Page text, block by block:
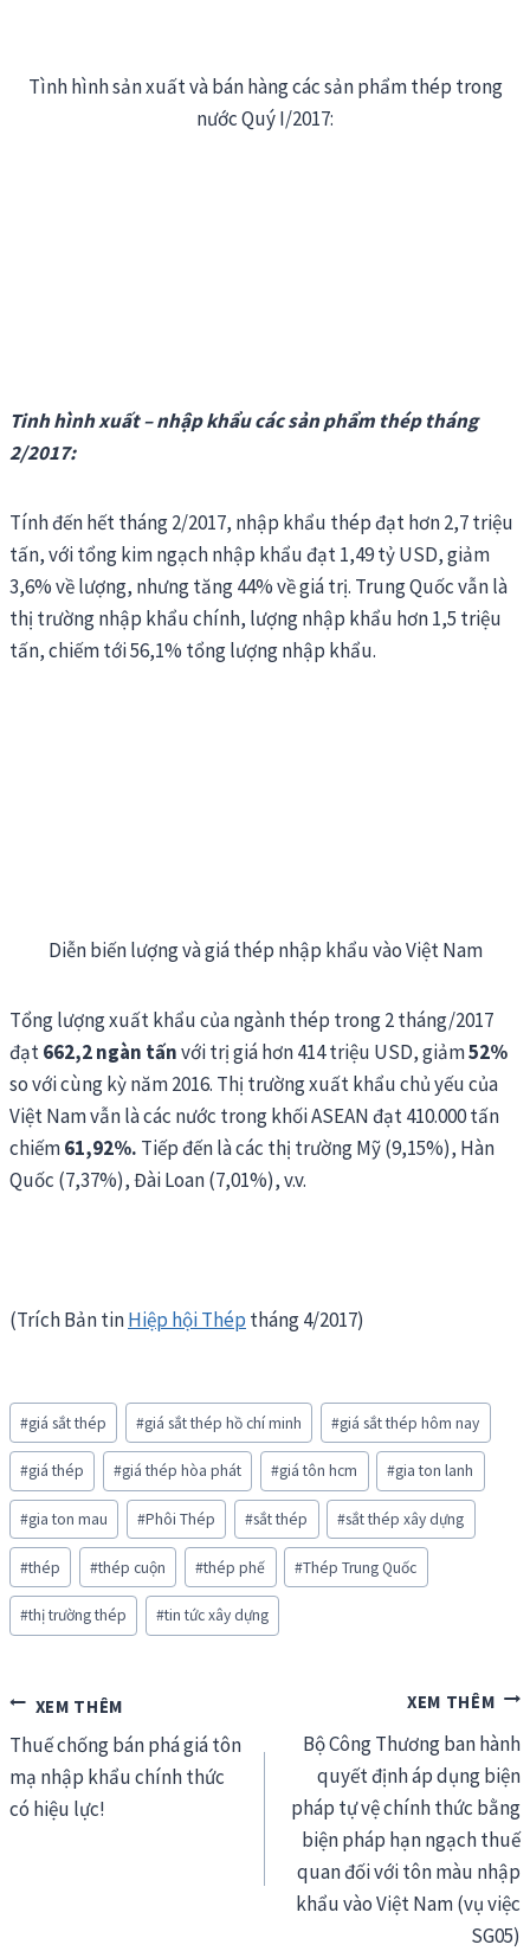
Tình hình sản xuất và bán hàng các sản phẩm thép trong
nước Quý I/2017:
Tinh hình xuất – nhập khẩu các sản phẩm thép tháng
2/2017:
Tính đến hết tháng 2/2017, nhập khẩu thép đạt hơn 2,7 triệu
tấn, với tổng kim ngạch nhập khẩu đạt 1,49 tỷ USD, giảm
3,6% về lượng, nhưng tăng 44% về giá trị. Trung Quốc vẫn là
thị trường nhập khẩu chính, lượng nhập khẩu hơn 1,5 triệu
tấn, chiếm tới 56,1% tổng lượng nhập khẩu.
Diễn biến lượng và giá thép nhập khẩu vào Việt Nam
Tổng lượng xuất khẩu của ngành thép trong 2 tháng/2017
đạt662,2 ngàn tấnvới trị giá hơn 414 triệu USD, giảm52%
so với cùng kỳ năm 2016. Thị trường xuất khẩu chủ yếu của
Việt Nam vẫn là các nước trong khối ASEAN đạt 410.000 tấn
chiếm61,92%. Tiếp đến là các thị trường Mỹ (9,15%), Hàn
Quốc (7,37%), Đài Loan (7,01%), v.v.
(Trích Bản tinHiệp hội Thép tháng 4/2017)
Post
Tags:
#giá sắt thép #giá sắt thép hồ chí minh #giá sắt thép hôm nay
#giá thép #giá thép hòa phát #giá tôn hcm #gia ton lanh
#gia ton mau #Phôi Thép #sắt thép #sắt thép xây dựng
#thép #thép cuộn #thép phế #Thép Trung Quốc
#thị trường thép #tin tức xây dựng
Điều
hướng
bài
Thuế chống bán phá giá tôn
mạ nhập khẩu chính thức
có hiệu lực!
Bộ Công Thương ban hành
quyết định áp dụng biện
pháp tự vệ chính thức bằng
biện pháp hạn ngạch thuế
quan đối với tôn màu nhập
khẩu vào Việt Nam (vụ việc
SG05)